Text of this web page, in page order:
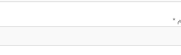
*